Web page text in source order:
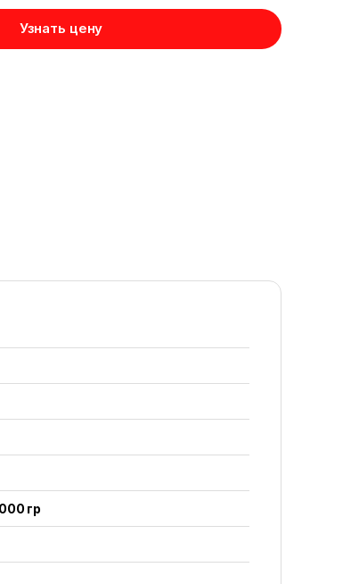
Узнать цену
гр